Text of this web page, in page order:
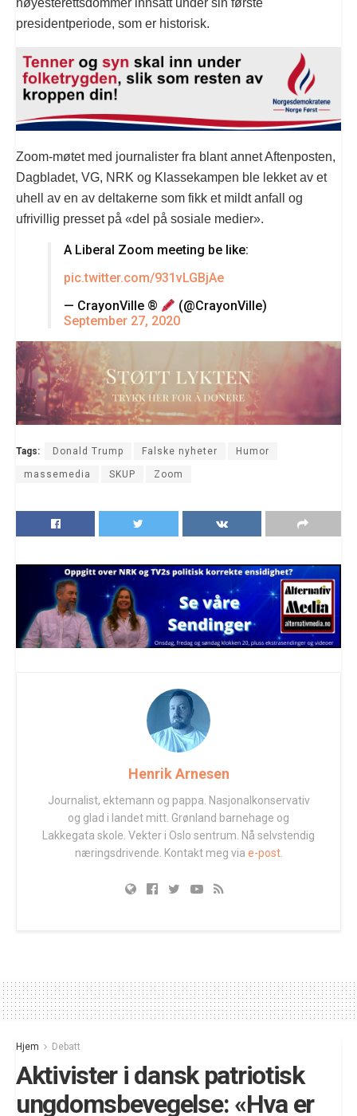
høyesterettsdommer innsatt under sin første
presidentperiode, som er historisk.
Zoom-møtet med journalister fra blant annet Aftenposten,
Dagbladet, VG, NRK og Klassekampen ble lekket av et
uhell av en av deltakerne som fikk et mildt anfall og
ufrivillig presset på «del på sosiale medier».
A Liberal Zoom meeting be like:
pic.twitter.com/931vLGBjAe
— CrayonVille ®
(@CrayonVille)
September 27, 2020
Tags: Donald Trump Falske nyheter Humor
massemedia SKUP Zoom
Henrik Arnesen
Journalist, ektemann og pappa. Nasjonalkonservativ
og glad i landet mitt. Grønland barnehage og
Lakkegata skole. Vekter i Oslo sentrum. Nå selvstendig
næringsdrivende. Kontakt meg via e-post.
Hjem Debatt
Aktivister i dansk patriotisk
ungdomsbevegelse: «Hva er